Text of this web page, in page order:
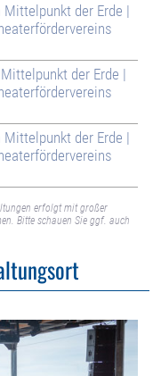
Mittelpunkt der Erde |
der Erde |
Mittelpunkt der Erde |
erfolgt mit großer
Bitte schauen Sie ggf. auch